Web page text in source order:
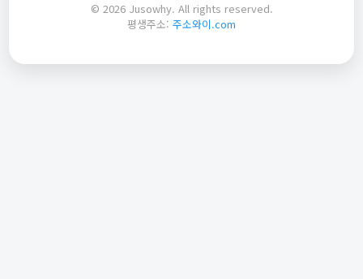
© 2026 Jusowhy. All rights reserved.
평생주소: 주소와이.com